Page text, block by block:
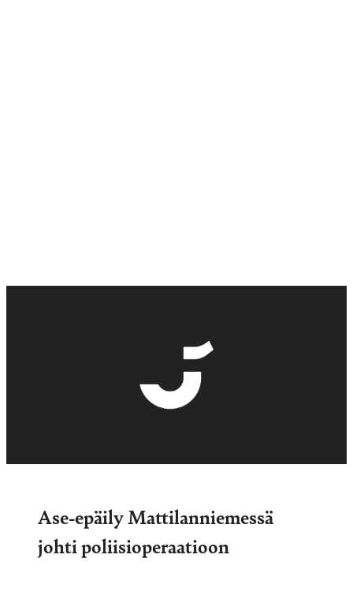
Ase-epäily Mattilanniemessä
johti poliisioperaatioon